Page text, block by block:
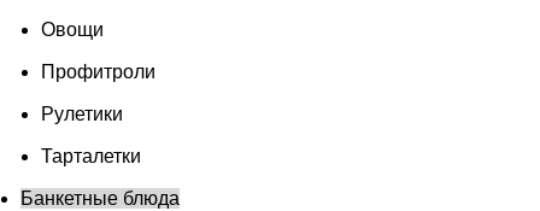
Овощи
Профитроли
Рулетики
Тарталетки
Банкетные блюда